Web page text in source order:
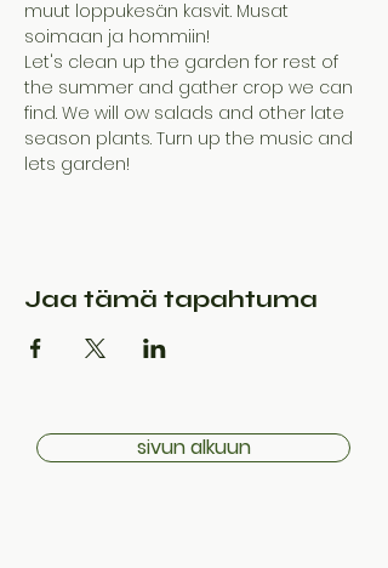
muut loppukesän kasvit. Musat
soimaan ja hommiin!
Let's clean up the garden for rest of
the summer and gather crop we can
find. We will ow salads and other late
season plants. Turn up the music and
lets garden!
Jaa tämä tapahtuma
sivun alkuun